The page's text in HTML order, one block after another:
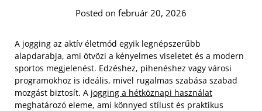
Posted on február 20, 2026
A jogging az aktív életmód egyik legnépszerűbb
alapdarabja, ami ötvözi a kényelmes viseletet és a modern
sportos megjelenést. Edzéshez, pihenéshez vagy városi
programokhoz is ideális, mivel rugalmas szabása szabad
mozgást biztosít. A jogging a hétköznapi használat
meghatározó eleme, ami könnyed stílust és praktikus